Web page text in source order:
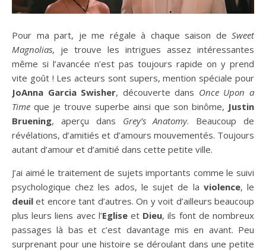
Pour ma part, je me régale à chaque saison de Sweet
Magnolias, je trouve les intrigues assez intéressantes
même si l’avancée n’est pas toujours rapide on y prend
vite goût ! Les acteurs sont supers, mention spéciale pour
JoAnna Garcia Swisher, découverte dans Once Upon a
Time que je trouve superbe ainsi que son binôme, Justin
Bruening, aperçu dans Grey’s Anatomy. Beaucoup de
révélations, d’amitiés et d’amours mouvementés. Toujours
autant d’amour et d’amitié dans cette petite ville.
J’ai aimé le traitement de sujets importants comme le suivi
psychologique chez les ados, le sujet de la violence, le
deuil et encore tant d’autres. On y voit d’ailleurs beaucoup
plus leurs liens avec l’Egliseet Dieu, ils font de nombreux
passages là bas et c’est davantage mis en avant. Peu
surprenant pour une histoire se déroulant dans une petite